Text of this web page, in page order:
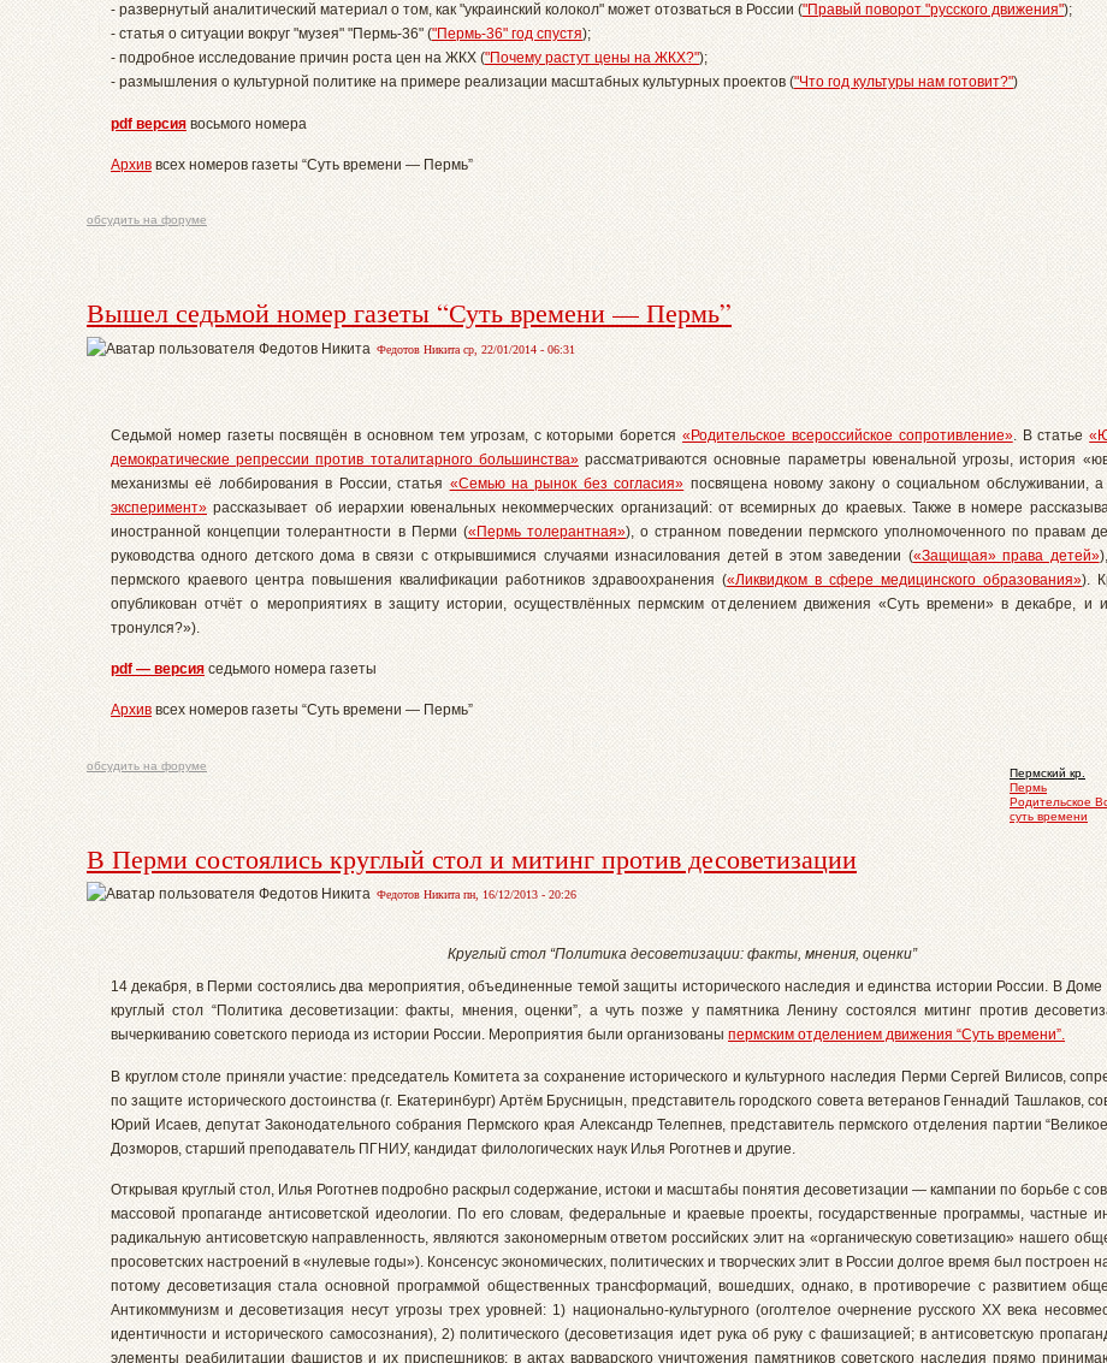
- развернутый аналитический материал о том, как "украинский колокол" может отозваться в России ("Правый поворот "русского движения");
- статья о ситуации вокруг "музея" "Пермь-36" ("Пермь-36" год спустя);
- подробное исследование причин роста цен на ЖКХ ("Почему растут цены на ЖКХ?");
- размышления о культурной политике на примере реализации масштабных культурных проектов ("Что год культуры нам готовит?")
pdf версия восьмого номера
Архиввсех номеров газеты “Суть времени — Пермь”
обсудить на форуме
Вышел седьмой номер газеты “Суть времени — Пермь”
Федотов Никита ср, 22/01/2014 - 06:31
Седьмой номер газеты посвящён в основном тем угрозам, с которыми борется«Родительское всероссийское сопротивление». В статье
демократические репрессии против тоталитарного большинства»рассматриваются основные параметры ювенальной угрозы, история
механизмы её лоббирования в России, статья «Семью на рынок без согласия» посвящена новому закону о социальном обслуживании,
эксперимент»рассказывает об иерархии ювенальных некоммерческих организаций: от всемирных до краевых. Также в номере
иностранной концепции толерантности в Перми («Пермь толерантная»), о странном поведении пермского уполномоченного по правам
руководства одного детского дома в связи с открывшимися случаями изнасилования детей в этом заведении («Защищая» права детей»
пермского краевого центра повышения квалификации работников здравоохранения («Ликвидком в сфере медицинского образования»).
опубликован отчёт о мероприятиях в защиту истории, осуществлённых пермским отделением движения «Суть времени» в декабре, и
тронулся?»).
pdf — версия седьмого номера газеты
Архив всех номеров газеты “Суть времени — Пермь”
Пермский кр.
Пермь
Родительское
суть времени
обсудить на форуме
В Перми состоялись круглый стол и митинг против десоветизации
Федотов Никита пн, 16/12/2013 - 20:26
Круглый стол “Политика десоветизации: факты, мнения, оценки”
14 декабря, в Перми состоялись два мероприятия, объединенные темой защиты исторического наследия и единства истории России. В
круглый стол “Политика десоветизации: факты, мнения, оценки”, а чуть позже у памятника Ленину состоялся митинг против
вычеркиванию советского периода из истории России. Мероприятия были организованы пермским отделением движения “Суть времени”.
В круглом столе приняли участие: председатель Комитета за сохранение исторического и культурного наследия Перми Сергей Вилисов,
по защите исторического достоинства (г. Екатеринбург) Артём Брусницын, представитель городского совета ветеранов Геннадий Ташлаков,
Юрий Исаев, депутат Законодательного собрания Пермского края Александр Телепнев, представитель пермского отделения партии
Дозморов, старший преподаватель ПГНИУ, кандидат филологических наук Илья Роготнев и другие.
Открывая круглый стол, Илья Роготнев подробно раскрыл содержание, истоки и масштабы понятия десоветизации — кампании по борьбе с
массовой пропаганде антисоветской идеологии. По его словам, федеральные и краевые проекты, государственные программы, частные
радикальную антисоветскую направленность, являются закономерным ответом российских элит на «органическую советизацию» нашего
просоветских настроений в «нулевые годы»). Консенсус экономических, политических и творческих элит в России долгое время был построен
потому десоветизация стала основной программой общественных трансформаций, вошедших, однако, в противоречие с развитием
Антикоммунизм и десоветизация несут угрозы трех уровней: 1) национально-культурного (оголтелое очернение русского XX века
идентичности и исторического самосознания), 2) политического (десоветизация идет рука об руку с фашизацией; в антисоветскую
элементы реабилитации фашистов и их приспешников; в актах варварского уничтожения памятников советского наследия прямо